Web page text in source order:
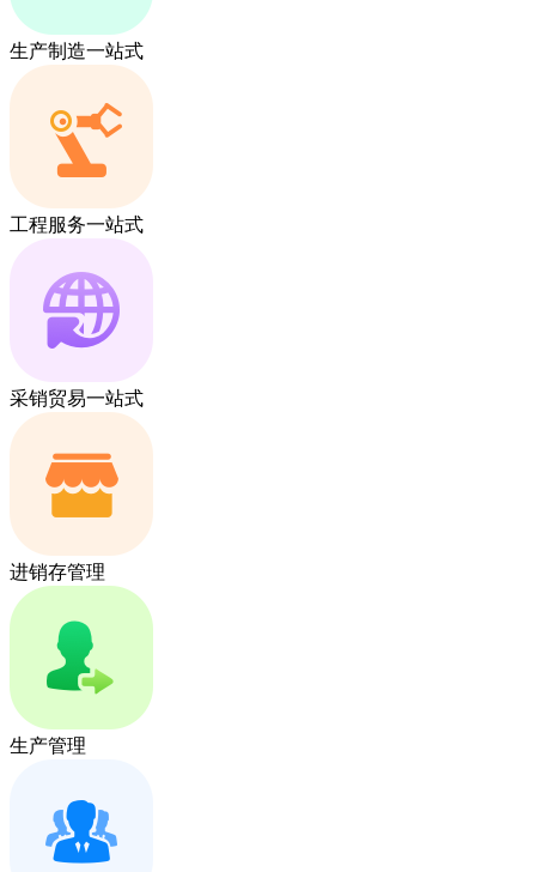
生产制造一站式
工程服务一站式
采销贸易一站式
进销存管理
生产管理